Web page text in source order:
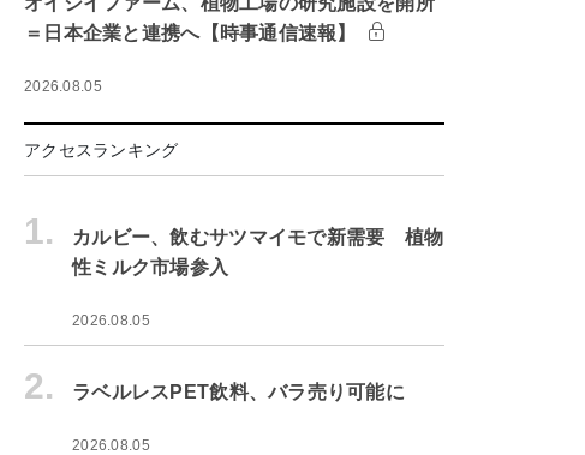
＝日本企業と連携へ【時事通信速報】
2026.08.05
アクセスランキング
1.
カルビー、飲むサツマイモで新需要 植物
性ミルク市場参入
2026.08.05
2. ラベルレスPET飲料、バラ売り可能に
2026.08.05